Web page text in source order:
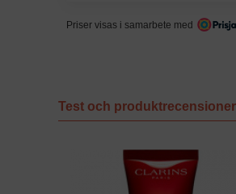
Priser visas i samarbete med
Test och produktrecensioner